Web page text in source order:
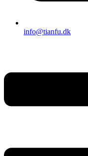
info@tianfu.dk